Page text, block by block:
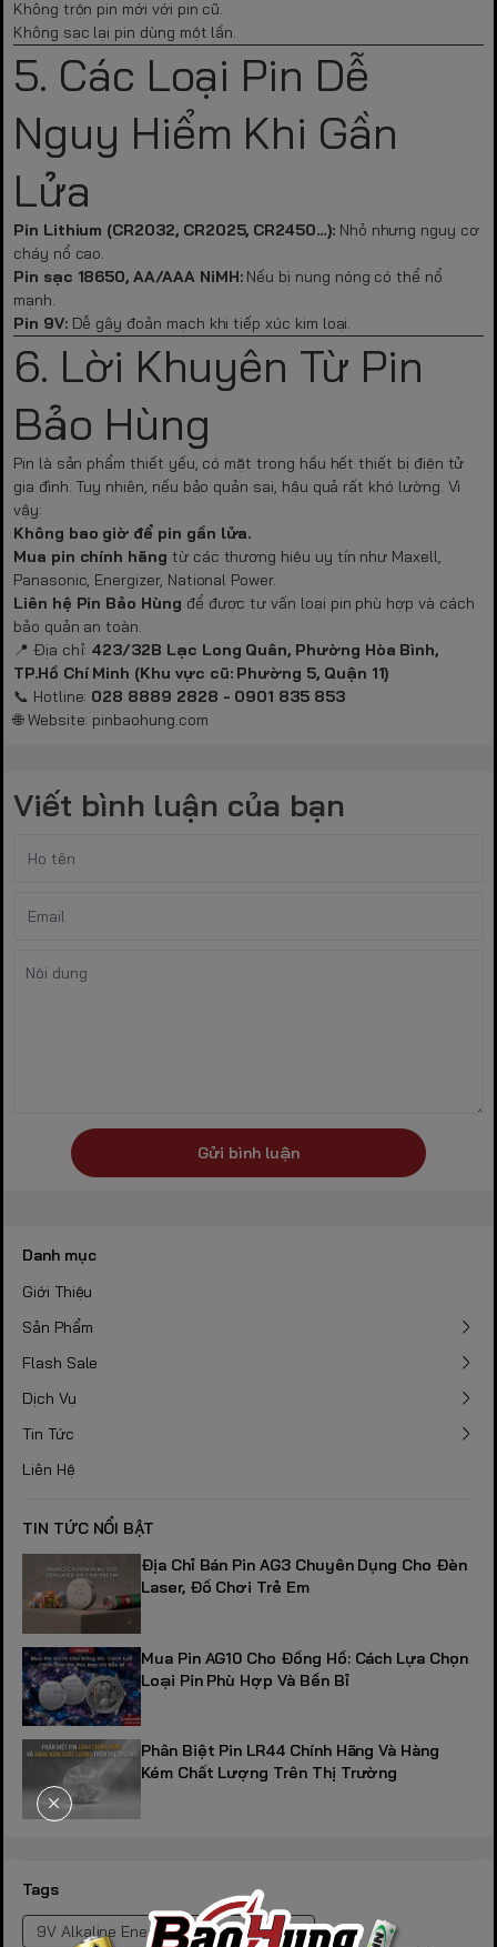
Không trộn pin mới với pin cũ.
Không sạc lại pin dùng một lần.
5. Các Loại Pin Dễ
Nguy Hiểm Khi Gần
Lửa
Pin Lithium (CR2032, CR2025, CR2450…):Nhỏ nhưng nguy cơ
cháy nổ cao.
Pin sạc 18650, AA/AAA NiMH:Nếu bị nung nóng có thể nổ
mạnh.
Pin 9V:Dễ gây đoản mạch khi tiếp xúc kim loại.
6. Lời Khuyên Từ Pin
Bảo Hùng
Pin là sản phẩm thiết yếu, có mặt trong hầu hết thiết bị điện tử
gia đình. Tuy nhiên, nếu bảo quản sai, hậu quả rất khó lường. Vì
vậy:
Không bao giờ để pin gần lửa.
Mua pin chính hãng từ các thương hiệu uy tín như Maxell,
Panasonic, Energizer, National Power.
Liên hệ Pin Bảo Hùng để được tư vấn loại pin phù hợp và cách
bảo quản an toàn.
📍 Địa chỉ: 423/32B Lạc Long Quân, Phường Hòa Bình,
TP.Hồ Chí Minh (Khu vực cũ: Phường 5, Quận 11)
📞 Hotline: 028 8889 2828 - 0901 835 853
🌐 Website: pinbaohung.com
Viết bình luận của bạn
Gửi bình luận
Danh mục
Giới Thiệu
Sản Phẩm
Flash Sale
Dịch Vụ
Tin Tức
Liên Hệ
TIN TỨC NỔI BẬT
Địa Chỉ Bán Pin AG3 Chuyên Dụng Cho Đèn
Laser, Đồ Chơi Trẻ Em
Mua Pin AG10 Cho Đồng Hồ: Cách Lựa Chọn
Loại Pin Phù Hợp Và Bền Bỉ
Phân Biệt Pin LR44 Chính Hãng Và Hàng
Kém Chất Lượng Trên Thị Trường
Tags
9V Alkaline Energizer
9V Duracell